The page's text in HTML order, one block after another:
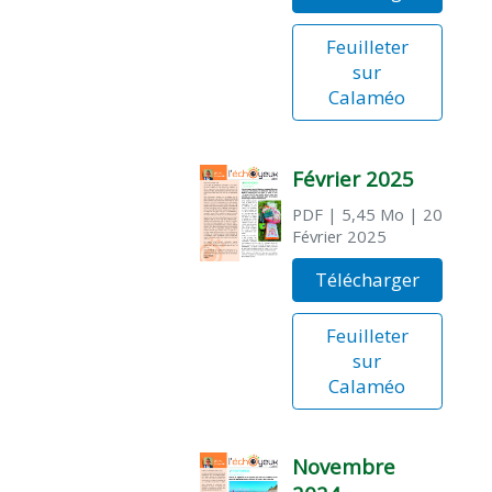
Feuilleter
sur
Calaméo
Février 2025
PDF| 5,45 Mo | 20
Février 2025
Télécharger
Feuilleter
sur
Calaméo
Novembre